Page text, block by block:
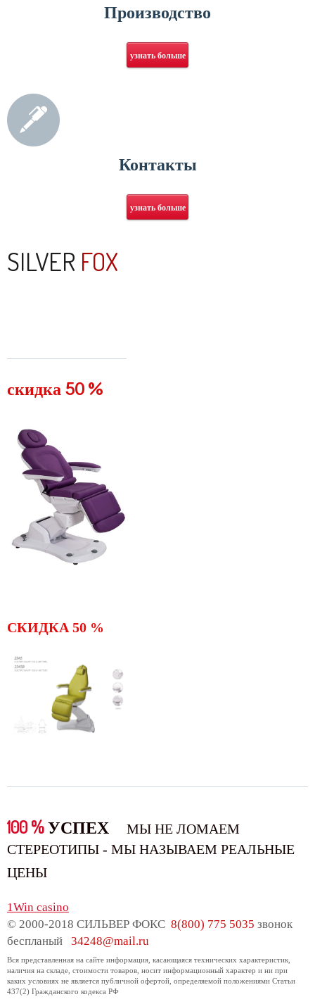
Производство
узнать больше
Контакты
узнать больше
SILVER FOX
скидка 50 %
СКИДКА 50 %
100 %УСПЕХ
МЫ НЕ ЛОМАЕМ
СТЕРЕОТИПЫ - МЫ НАЗЫВАЕМ РЕАЛЬНЫЕ
ЦЕНЫ
1Win casino
© 2000-2018 СИЛЬВЕР ФОКС 8(800) 775 5035 звонок
беспланый
34248@mail.ru
Вся представленная на сайте информация, касающаяся технических характеристик,
наличия на складе, стоимости товаров, носит информационный характер и ни при
каких условиях не является публичной офертой, определяемой положениями Статьи
437(2) Гражданского кодекса РФ